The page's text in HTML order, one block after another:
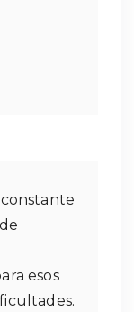
esos